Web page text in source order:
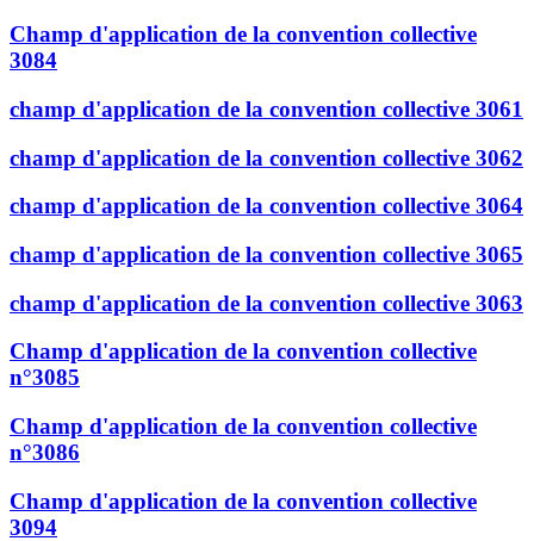
Champ d'application de la convention collective
3084
champ d'application de la convention collective 3061
champ d'application de la convention collective 3062
champ d'application de la convention collective 3064
champ d'application de la convention collective 3065
champ d'application de la convention collective 3063
Champ d'application de la convention collective
n°3085
Champ d'application de la convention collective
n°3086
Champ d'application de la convention collective
3094